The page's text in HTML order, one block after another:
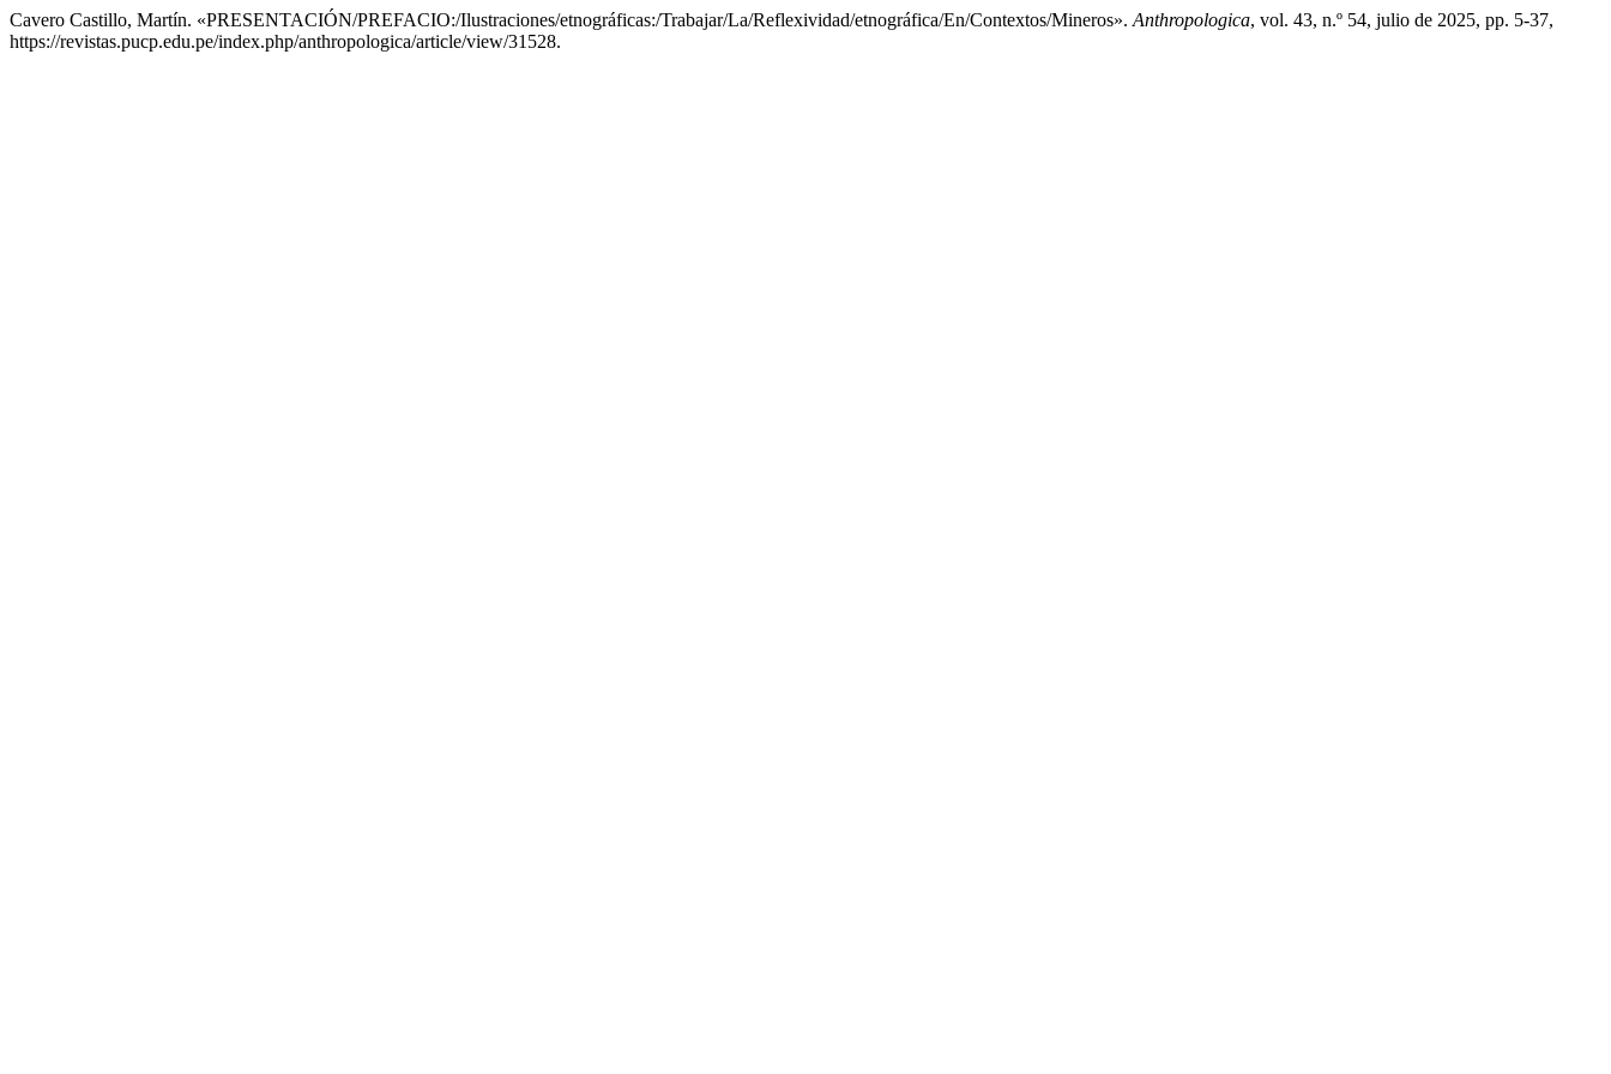
Cavero Castillo, Martín. «PRESENTACIÓN/PREFACIO:/Ilustraciones/etnográficas:/Trabajar/La/Reflexividad/etnográfica/En/Contextos/Mineros». Anthropologica, vol. 43, n.º 54, julio de 2025, pp. 5-37,
https://revistas.pucp.edu.pe/index.php/anthropologica/article/view/31528.